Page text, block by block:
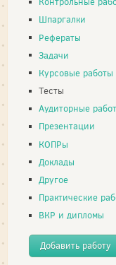
Шпаргалки
Рефераты
Задачи
Курсовые работы
Тесты
Аудиторные
Презентации
КОПРы
Доклады
Другое
Практические
ВКР и дипломы
Добавить работу